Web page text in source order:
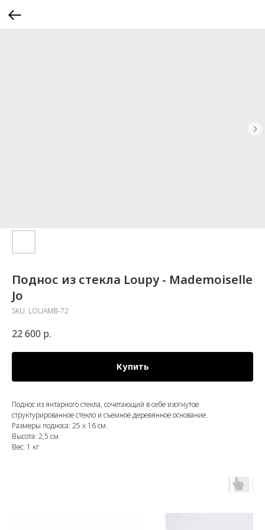
Поднос из стекла Loupy - Mademoiselle
Jo
SKU: LOUAMB-72
22 600 р.
Купить
Поднос из янтарного стекла, сочетающий в себе изогнутое
структурированное стекло и съемное деревянное основание.
Размеры подноса: 25 x 16 см.
Высота: 2,5 см
Вес: 1 кг